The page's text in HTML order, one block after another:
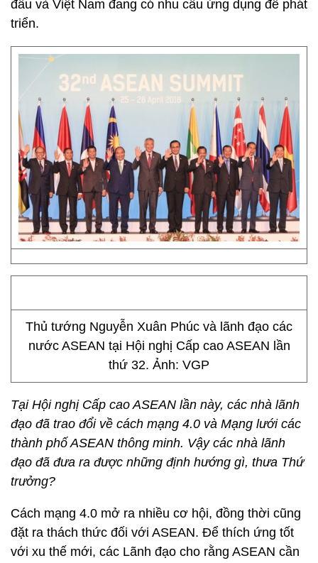
đầu và Việt Nam đang có nhu cầu ứng dụng để phát
triển.
Thủ tướng Nguyễn Xuân Phúc và lãnh đạo các
nước ASEAN tại Hội nghị Cấp cao ASEAN lần
thứ 32. Ảnh: VGP
Tại Hội nghị Cấp cao ASEAN lần này, các nhà lãnh
đạo đã trao đổi về cách mạng 4.0 và Mạng lưới các
thành phố ASEAN thông minh. Vậy các nhà lãnh
đạo đã đưa ra được những định hướng gì, thưa Thứ
trưởng?
Cách mạng 4.0 mở ra nhiều cơ hội, đồng thời cũng
đặt ra thách thức đối với ASEAN. Để thích ứng tốt
với xu thế mới, các Lãnh đạo cho rằng ASEAN cần